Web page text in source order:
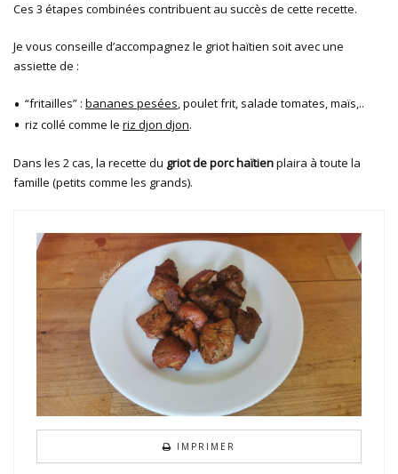
Ces 3 étapes combinées contribuent au succès de cette recette.
Je vous conseille d’accompagnez le griot haïtien soit avec une
assiette de :
“fritailles” : bananes pesées, poulet frit, salade tomates, maïs,..
riz collé comme le riz djon djon.
Dans les 2 cas, la recette du griot de porc haïtienplaira à toute la
famille (petits comme les grands).
IMPRIMER